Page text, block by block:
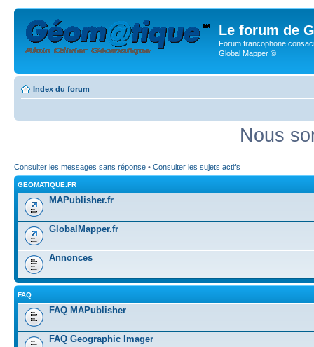
Le forum de
Forum francophone
Global Mapper ©
Index du forum
Nous
Consulter les messages sans réponse • Consulter les sujets actifs
GEOMATIQUE.FR
MAPublisher.fr
GlobalMapper.fr
Annonces
FAQ
FAQ MAPublisher
FAQ Geographic Imager